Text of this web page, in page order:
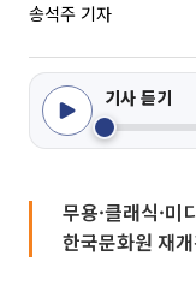
송석주 기자
기사 듣기
무용·클래식·미
한국문화원 재